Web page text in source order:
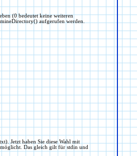
(0 bedeutet keine weiteren
aufgerufen werden.
Jetzt haben Sie diese Wahl mit
Das gleich gilt für stdin und